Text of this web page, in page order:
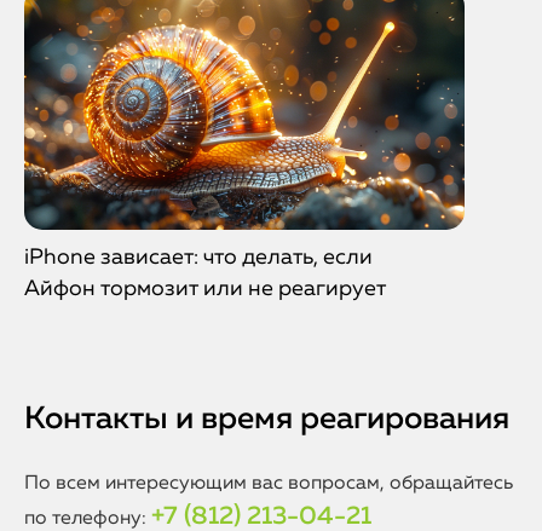
iPhone зависает: что делать, если
Айфон тормозит или не реагирует
Контакты и время реагирования
По всем интересующим вас вопросам, обращайтесь
по телефону: +7 (812) 213-04-21